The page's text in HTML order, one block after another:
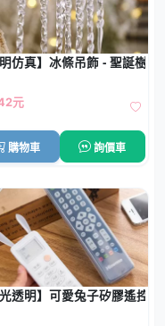
裝飾
明仿真】冰條吊飾 - 聖誕樹螺
元
購物車 詢價車
光透明】可愛兔子矽膠遙控